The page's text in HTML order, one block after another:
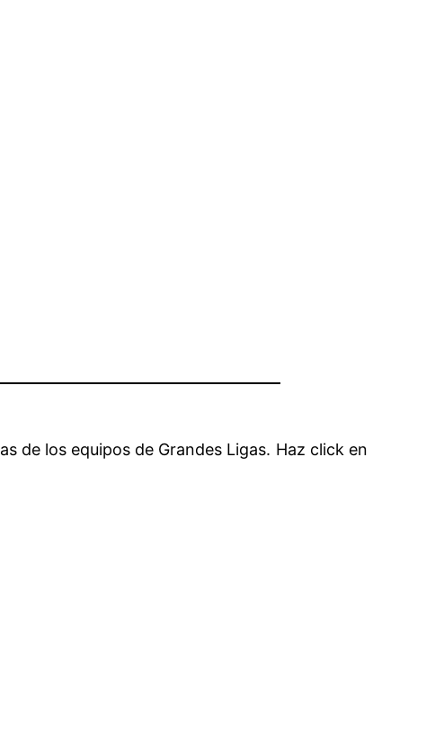
de los equipos de Grandes Ligas. Haz click en